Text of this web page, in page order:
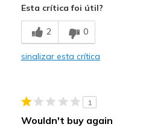
Poor Quality
Width
Sizing
Feels true to
Esta crítica foi útil?
2 0
sinalizar esta crítica
1
Wouldn't buy again